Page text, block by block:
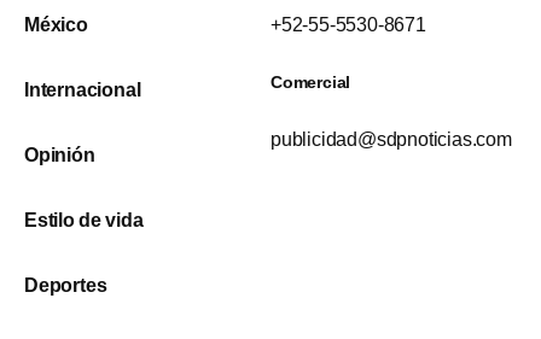
México
Internacional
Opinión
Estilo de vida
Deportes
+52-55-5530-8671
Comercial
publicidad@sdpnoticias.com